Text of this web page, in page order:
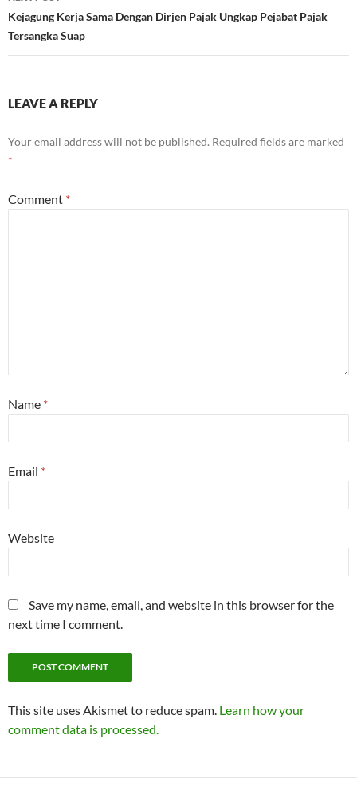
Kejagung Kerja Sama Dengan Dirjen Pajak Ungkap Pejabat Pajak
Tersangka Suap
LEAVE A REPLY
Your email address will not be published. Required fields are marked
*
Comment *
Name *
Email *
Website
Save my name, email, and website in this browser for the
next time I comment.
This site uses Akismet to reduce spam. Learn how your
comment data is processed.